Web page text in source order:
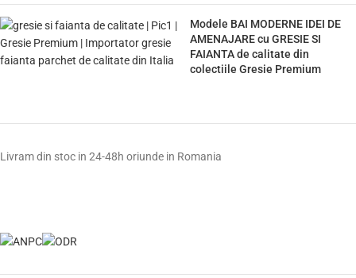
Modele BAI MODERNE IDEI DE
AMENAJARE cu GRESIE SI
FAIANTA de calitate din
colectiile Gresie Premium
Livram din stoc in 24-48h oriunde in Romania